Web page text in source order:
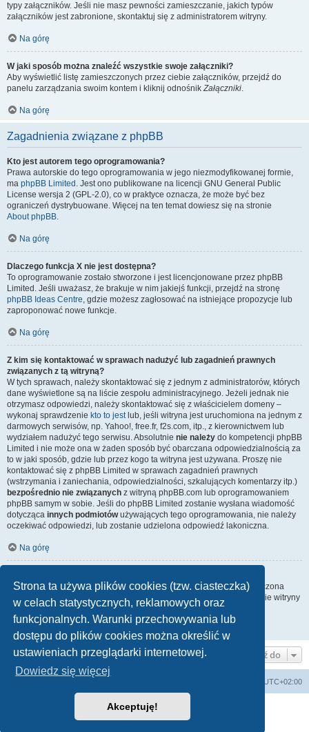
Strona ta używa plików cookies (tzw. ciasteczka)
w celach statystycznych, reklamowych oraz
funkcjonalnych. Warunki przechowywania lub
dostępu do plików cookies można określić w
ustawieniach przeglądarki internetowej.
Dowiedz się więcej
Akceptuję!
typy załączników. Jeśli nie masz pewności zamieszczanie, jakich typów
załączników jest zabronione, skontaktuj się z administratorem witryny.
Na górę
W jaki sposób można znaleźć wszystkie swoje załączniki?
Aby wyświetlić listę zamieszczonych przez ciebie załączników, przejdź do
panelu zarządzania swoim kontem i kliknij odnośnikZałączniki.
Na górę
Zagadnienia związane z phpBB
Kto jest autorem tego oprogramowania?
Prawa autorskie do tego oprogramowania w jego niezmodyfikowanej formie,
ma phpBB Limited . Jest ono publikowane na licencji GNU General Public
License wersja 2 (GPL-2.0), co w praktyce oznacza, że może być bez
ograniczeń dystrybuowane. Więcej na ten temat dowiesz się na stronie
About phpBB.
Na górę
Dlaczego funkcja X nie jest dostępna?
To oprogramowanie zostało stworzone i jest licencjonowane przez phpBB
Limited. Jeśli uważasz, że brakuje w nim jakiejś funkcji, przejdź na stronę
phpBB Ideas Centre, gdzie możesz zagłosować na istniejące propozycje lub
zaproponować nowe funkcje.
Na górę
Z kim się kontaktować w sprawach nadużyć lub zagadnień prawnych
związanych z tą witryną?
W tych sprawach, należy skontaktować się z jednym z administratorów, których
dane wyświetlone są na liście zespołu administracyjnego. Jeżeli jednak nie
otrzymasz odpowiedzi, należy skontaktować się z właścicielem domeny –
wykonaj sprawdzenie kto to jestlub, jeśli witryna jest uruchomiona na jednym z
darmowych serwisów, np. Yahoo!, free.fr, f2s.com, itp., z kierownictwem lub
wydziałem nadużyć tego serwisu. Absolutnie nie należy do kompetencji phpBB
Limited i nie może ona w żaden sposób być obarczana odpowiedzialnością za
to w jaki sposób, gdzie lub przez kogo ta witryna jest używana. Proszę nie
kontaktować się z phpBB Limited w sprawach zagadnień prawnych
(wstrzymania i zaniechania, odpowiedzialności, szkalujących komentarzy itp.)
bezpośrednio nie związanych z witryną phpBB.com lub oprogramowaniem
phpBB samym w sobie. Jeśli do phpBB Limited zostanie wysłana wiadomość
dotycząca innych podmiotówużywających tego oprogramowania, nie należy
oczekiwać odpowiedzi, lub zostanie udzielona odpowiedź lakoniczna.
Na górę
Wszyscy użytkownicy witryny mogą używać – jeśli funkcja ta jest włączona
przez administratora witryny – formularza „Kontakt z nami”. Członkowie witryny
mogą także używać odnośnika „Zespół administracyjny”.
Na górę
Przejdź do
UTC+02:00
Technologię dostarczaphpBB® Forum Software © phpBB Limited
Polski pakiet językowy dostarcza